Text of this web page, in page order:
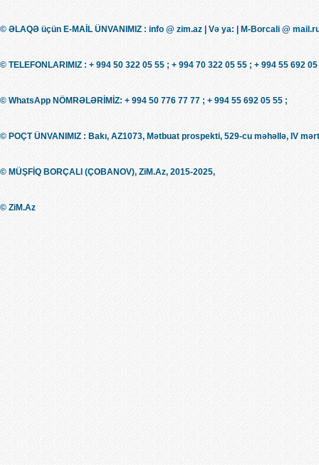
© ƏLAQƏ üçün E-MAİL ÜNVANIMIZ : info @ zim.az | Və ya: | M-Borcali @
© TELEFONLARIMIZ : + 994 50 322 05 55 ; + 994 70 322 05 55 ; + 994 55 692
© WhatsApp NÖMRƏLƏRİMİZ: + 994 50 776 77 77 ; + 994 55 692 05 55 ;
© POÇT ÜNVANIMIZ : Bakı, AZ1073, Mətbuat prospekti, 529-cu məhəllə, IV
© MÜŞFİQ BORÇALI (ÇOBANOV), ZiM.Az, 2015-2025,
© ZiM.Az